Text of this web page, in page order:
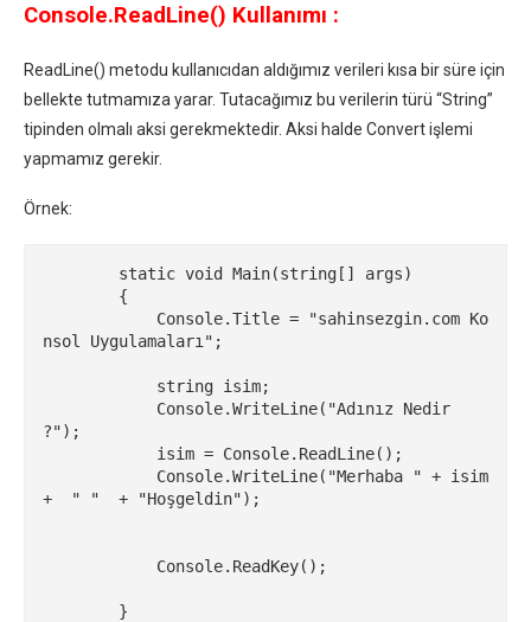
Console.ReadLine() Kullanımı :
ReadLine() metodu kullanıcıdan aldığımız verileri kısa bir süre için
bellekte tutmamıza yarar. Tutacağımız bu verilerin türü “String”
tipinden olmalı aksi gerekmektedir. Aksi halde Convert işlemi
yapmamız gerekir.
Örnek:
nsol Uygulamaları";
?");
+  " "  + "Hoşgeldin");
        }